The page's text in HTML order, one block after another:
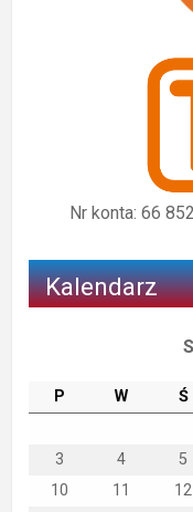
Nr konta: 66
Kalendarz
P W Ś
3
4 5
10
11 12